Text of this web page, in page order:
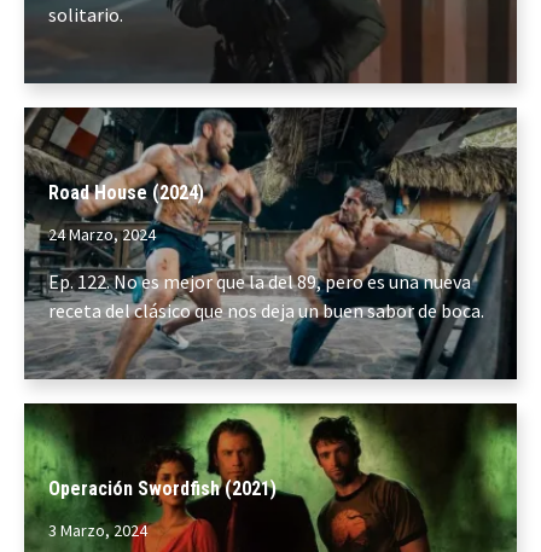
solitario.
Road House (2024)
24 Marzo, 2024
Ep. 122. No es mejor que la del 89, pero es una nueva
receta del clásico que nos deja un buen sabor de boca.
Operación Swordfish (2021)
3 Marzo, 2024